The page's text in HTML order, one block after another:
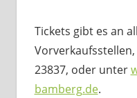
Tickets gibt es an
23837, oder unter
bamberg.de.